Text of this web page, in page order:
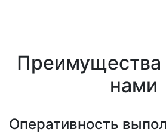
Преимущества
нами
Оперативность